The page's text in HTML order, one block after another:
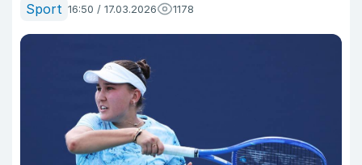
Sport 16:50 / 17.03.2026 1178